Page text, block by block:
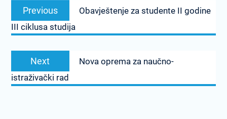
navigation
Previous
Previous
post:
Obavještenje za studente II godine
III ciklusa studija
Next
post:
Nova oprema za naučno-
istraživački rad